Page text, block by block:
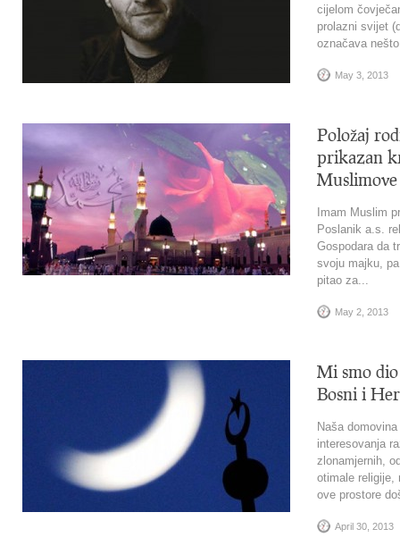
cijelom
prolazni svijet
označava
May 3, 2013
Položaj
prikazan
Imam Muslim
Poslanik a.s.
Gospodara da
svoju majku,
pitao za...
May 2, 2013
Mi smo
Bosni i
Naša
interesovanja
zlonamjernih,
otimale religije,
ove prostore
April 30, 2013